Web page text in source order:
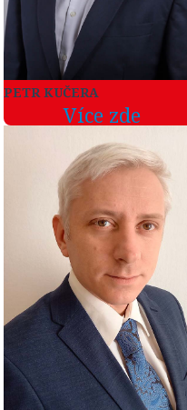
PETR KUČERA
Více zde